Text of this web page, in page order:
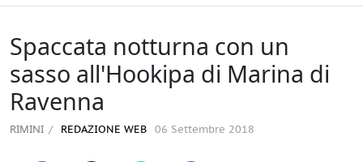
Spaccata notturna con un
sasso all'Hookipa di Marina di
Ravenna
RIMINI REDAZIONE WEB 06 Settembre 2018